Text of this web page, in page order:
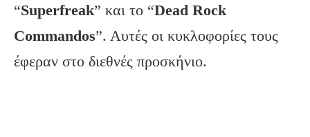
“Superfreak” και το “Dead Rock
Commandos”. Αυτές οι κυκλοφορίες τους
έφεραν στο διεθνές προσκήνιο.